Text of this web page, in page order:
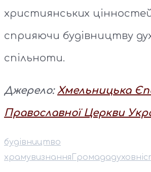
християнських
сприяючи будівництву
спільноти.
Джерело: Хмельницька
Православної Церкви
будівництво
храмувизнання Громада